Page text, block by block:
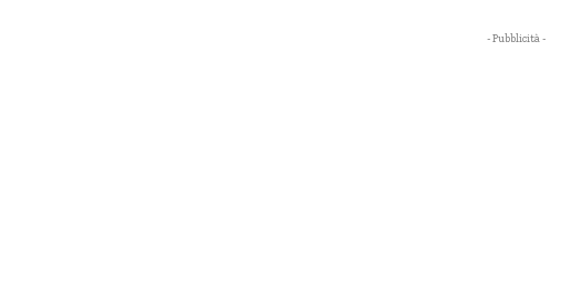
- Pubblicità -